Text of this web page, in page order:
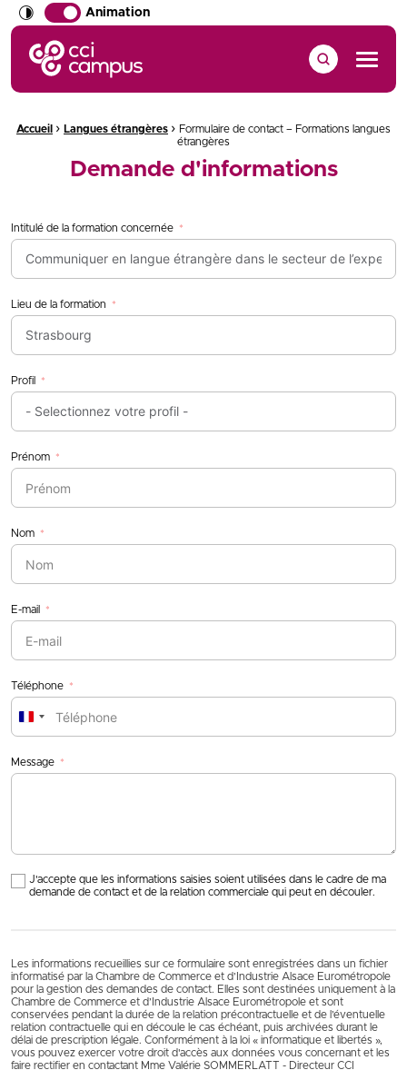
Animation
CCI Campus La formation qui vous ressemble
Menu
Fil d'Ariane :
Accueil › Langues étrangères › Formulaire de contact – Formations langues
étrangères
Demande d'informations
Intitulé de la formation concernée
Lieu de la formation
Profil
Prénom
Nom
E-mail
Téléphone
France
Message
J'accepte que les informations saisies soient utilisées dans le cadre de ma
demande de contact et de la relation commerciale qui peut en découler.
Les informations recueillies sur ce formulaire sont enregistrées dans un fichier
informatisé par la Chambre de Commerce et d’Industrie Alsace Eurométropole
pour la gestion des demandes de contact. Elles sont destinées uniquement à la
Chambre de Commerce et d’Industrie Alsace Eurométropole et sont
conservées pendant la durée de la relation précontractuelle et de l’éventuelle
relation contractuelle qui en découle le cas échéant, puis archivées durant le
délai de prescription légale. Conformément à la loi « informatique et libertés »,
vous pouvez exercer votre droit d'accès aux données vous concernant et les
faire rectifier en contactant Mme Valérie SOMMERLATT - Directeur CCI